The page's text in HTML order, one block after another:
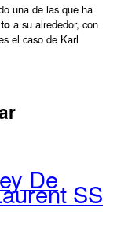
una de las que ha
a su alrededor, con
el caso de Karl
De SS